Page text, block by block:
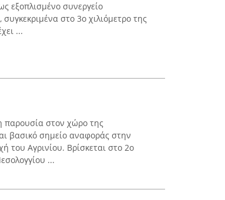
εξοπλισμένο συνεργείο
στο 3ο χιλιόμετρο της
...
παρουσία στον χώρο της
βασικό σημείο αναφοράς στην
του Αγρινίου. Βρίσκεται στο 2ο
...